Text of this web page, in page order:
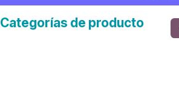
Categorías de producto